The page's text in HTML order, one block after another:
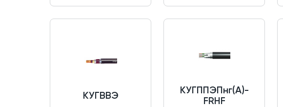
КУГВВЭ
КУГППЭПнг(A)-
FRHF